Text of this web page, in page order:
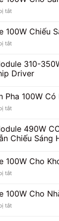
Module
100W
Sân
Lông
tắtở
Pha
Module
100W
Sân
Tennis
100W Chiếu
tắtở
Pha
Module
100W
Sân
310-
Driver
Pha 100W Có
tắtở
Driver
Đèn
Pha
Có
Không?
490W
Chiếu Sáng
100W Cho
tắtở
Pha
Module
100W
100W Cho
tắtở